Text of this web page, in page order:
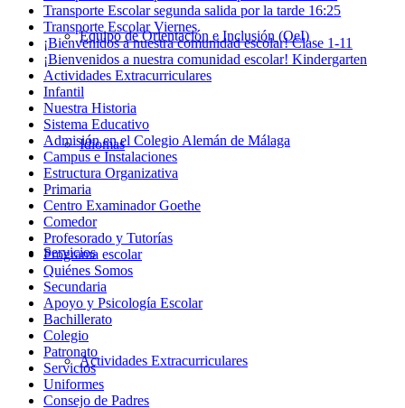
Equipo de Orientación e Inclusión (OeI)
Idiomas
Servicios
Actividades Extracurriculares
Transporte Escolar segunda salida por la tarde 16:25
Transporte Escolar Viernes
¡Bienvenidos a nuestra comunidad escolar! Clase 1-11
¡Bienvenidos a nuestra comunidad escolar! Kindergarten
Actividades Extracurriculares
Infantil
Nuestra Historia
Sistema Educativo
Admisión en el Colegio Alemán de Málaga
Campus e Instalaciones
Estructura Organizativa
Primaria
Centro Examinador Goethe
Comedor
Profesorado y Tutorías
Programa escolar
Quiénes Somos
Secundaria
Apoyo y Psicología Escolar
Bachillerato
Colegio
Patronato
Servicios
Uniformes
Consejo de Padres